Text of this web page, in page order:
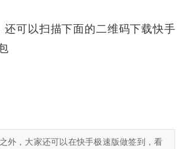
还可以扫描下面的二维码下载快手
外，大家还可以在快手极速版做签到，看